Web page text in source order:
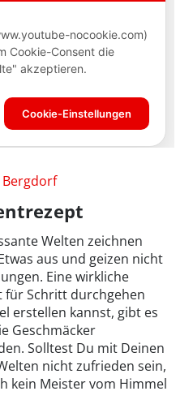
Welten zeichnen
aus und geizen nicht
Eine wirkliche
für Schritt durchgehen
erstellen kannst, gibt es
Geschmäcker
Solltest Du mit Deinen
nicht zufrieden sein,
kein Meister vom Himmel